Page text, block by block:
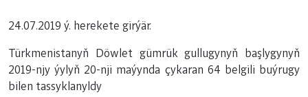
24.07.2019 ý. herekete girýär.
Türkmenistanyň Döwlet gümrük gullugynyň başlygynyň
2019-njy ýylyň 20-nji maýynda çykaran 64 belgili buýrugy
bilen tassyklanyldy